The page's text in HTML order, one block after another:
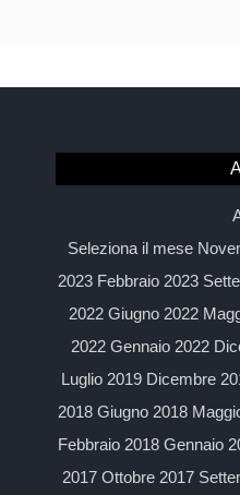
Seleziona il mese
2023 Febbraio 2023
2022 Giugno 2022
2022 Gennaio 2022
Luglio 2019 Dicembre
2018 Giugno 2018
Febbraio 2018 Gennaio
2017 Ottobre 2017